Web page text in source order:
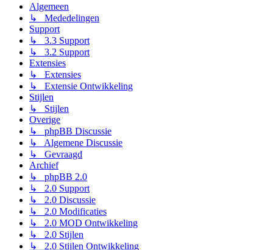
Algemeen
↳ Mededelingen
Support
↳ 3.3 Support
↳ 3.2 Support
Extensies
↳ Extensies
↳ Extensie Ontwikkeling
Stijlen
↳ Stijlen
Overige
↳ phpBB Discussie
↳ Algemene Discussie
↳ Gevraagd
Archief
↳ phpBB 2.0
↳ 2.0 Support
↳ 2.0 Discussie
↳ 2.0 Modificaties
↳ 2.0 MOD Ontwikkeling
↳ 2.0 Stijlen
↳ 2.0 Stijlen Ontwikkeling